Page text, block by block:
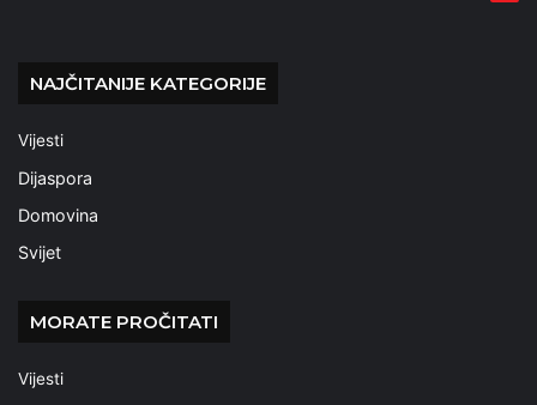
NAJČITANIJE KATEGORIJE
Vijesti
Dijaspora
Domovina
Svijet
MORATE PROČITATI
Vijesti